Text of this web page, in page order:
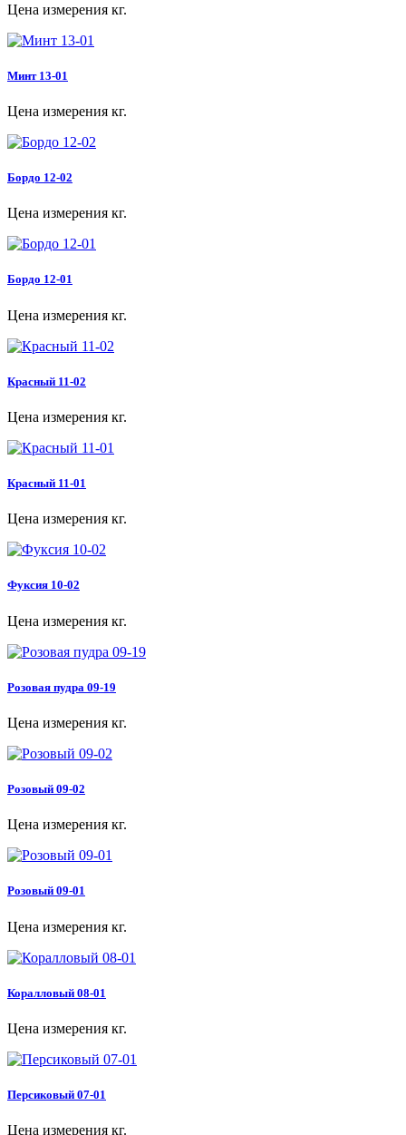
Цена измерения кг.
Минт 13-01
Цена измерения кг.
Бордо 12-02
Цена измерения кг.
Бордо 12-01
Цена измерения кг.
Красный 11-02
Цена измерения кг.
Красный 11-01
Цена измерения кг.
Фуксия 10-02
Цена измерения кг.
Розовая пудра 09-19
Цена измерения кг.
Розовый 09-02
Цена измерения кг.
Розовый 09-01
Цена измерения кг.
Коралловый 08-01
Цена измерения кг.
Персиковый 07-01
Цена измерения кг.